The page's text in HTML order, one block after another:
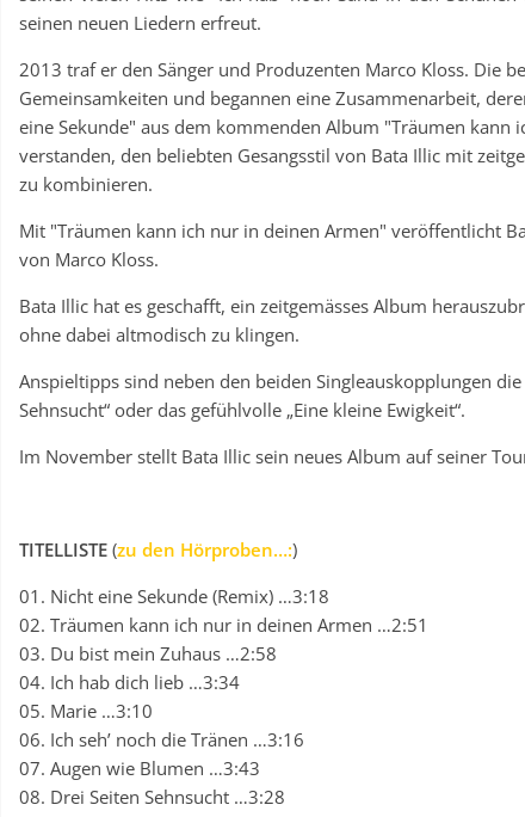
seinen neuen Liedern erfreut.
2013 traf er den Sänger und Produzenten Marco Kloss. Die
Gemeinsamkeiten und begannen eine Zusammenarbeit,
eine Sekunde" aus dem kommenden Album "Träumen kann
verstanden, den beliebten Gesangsstil von Bata Illic mit
zu kombinieren.
Mit "Träumen kann ich nur in deinen Armen" veröffentlicht
von Marco Kloss.
Bata Illic hat es geschafft, ein zeitgemässes Album
ohne dabei altmodisch zu klingen.
Anspieltipps sind neben den beiden Singleauskopplungen die
Sehnsucht“ oder das gefühlvolle „Eine kleine Ewigkeit“.
Im November stellt Bata Illic sein neues Album auf seiner
TITELLISTE (zu den Hörproben…:)
01. Nicht eine Sekunde (Remix) …3:18
02. Träumen kann ich nur in deinen Armen …2:51
03. Du bist mein Zuhaus …2:58
04. Ich hab dich lieb …3:34
05. Marie …3:10
06. Ich seh’ noch die Tränen …3:16
07. Augen wie Blumen …3:43
08. Drei Seiten Sehnsucht …3:28